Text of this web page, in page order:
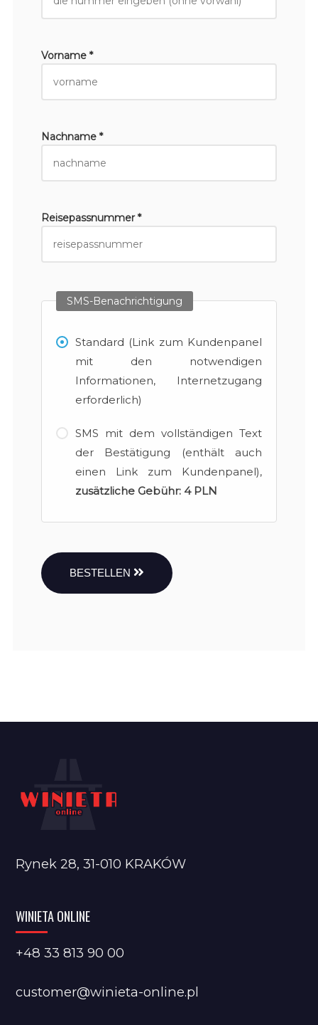
Vorname *
Nachname *
Reisepassnummer *
SMS-Benachrichtigung
Standard (Link zum Kundenpanel
mit den notwendigen
Informationen, Internetzugang
erforderlich)
SMS mit dem vollständigen Text
der Bestätigung (enthält auch
einen Link zum Kundenpanel),
zusätzliche Gebühr: 4 PLN
BESTELLEN
Rynek 28, 31-010 KRAKÓW
WINIETA ONLINE
+48 33 813 90 00
customer@winieta-online.pl